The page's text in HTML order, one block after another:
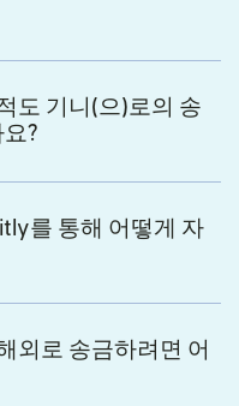
도 기니(으)로의 송
?
를 통해 어떻게 자
외로 송금하려면 어